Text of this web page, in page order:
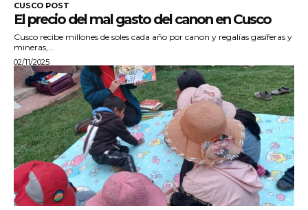
CUSCO POST
El precio del mal gasto del canon en Cusco
Cusco recibe millones de soles cada año por canon y regalías gasíferas y
mineras,...
02/11/2025